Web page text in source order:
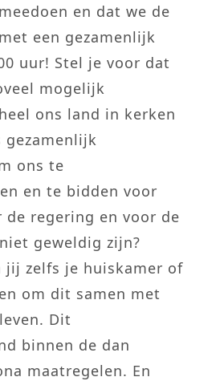
en dat we de
een gezamenlijk
uur! Stel je voor dat
mogelijk
ons land in kerken
gezamenlijk
ons te
en te bidden voor
de regering en voor de
geweldig zijn?
jij zelfs je huiskamer of
om dit samen met
Dit
binnen de dan
maatregelen. En